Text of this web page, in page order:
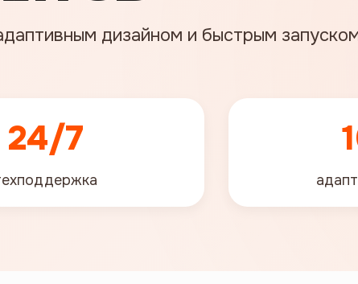
дизайном и быстрым
24/7